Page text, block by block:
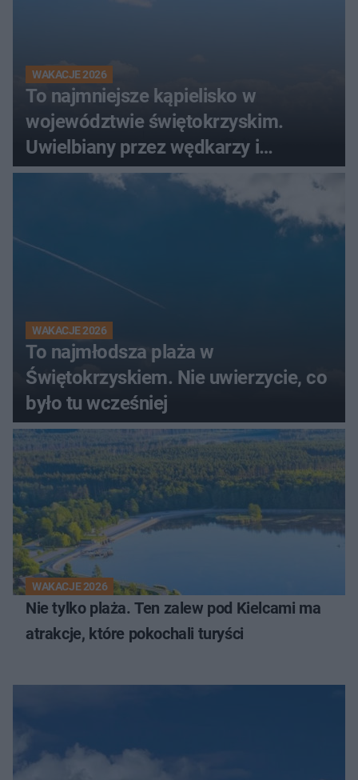
WAKACJE 2026
To najmniejsze kąpielisko w
województwie świętokrzyskim.
Uwielbiany przez wędkarzy i
turystów
WAKACJE 2026
To najmłodsza plaża w
Świętokrzyskiem. Nie uwierzycie, co
było tu wcześniej
WAKACJE 2026
Nie tylko plaża. Ten zalew pod Kielcami ma
atrakcje, które pokochali turyści